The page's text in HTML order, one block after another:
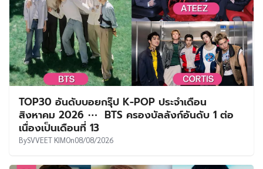
TOP30 อันดับบอยกรุ๊ป K-POP ประจำเดือน
สิงหาคม 2026 ⋯ BTS ครองบัลลังก์อันดับ 1 ต่อ
เนื่องเป็นเดือนที่ 13
BySVVEET KIMOn08/08/2026